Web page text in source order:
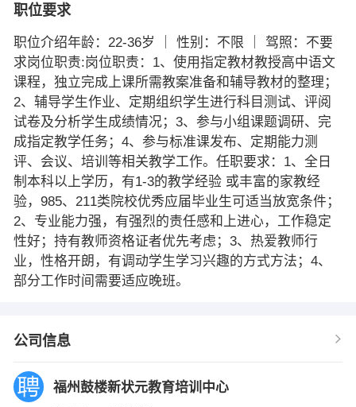
职位要求
职位介绍年龄：22-36岁 ｜ 性别：不限 ｜ 驾照：不要
求岗位职责:岗位职责：1、使用指定教材教授高中语文
课程，独立完成上课所需教案准备和辅导教材的整理；
2、辅导学生作业、定期组织学生进行科目测试、评阅
试卷及分析学生成绩情况；3、参与小组课题调研、完
成指定教学任务；4、参与标准课发布、定期能力测
评、会议、培训等相关教学工作。任职要求：1、全日
制本科以上学历，有1-3的教学经验 或丰富的家教经
验，985、211类院校优秀应届毕业生可适当放宽条件；
2、专业能力强，有强烈的责任感和上进心，工作稳定
性好；持有教师资格证者优先考虑；3、热爱教师行
业，性格开朗，有调动学生学习兴趣的方式方法；4、
部分工作时间需要适应晚班。
公司信息
福州鼓楼新状元教育培训中心